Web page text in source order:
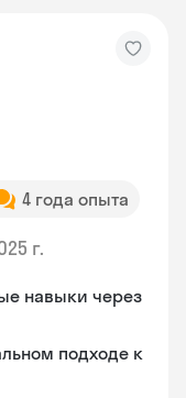
4 года опыта
г.
навыки через
подходе к